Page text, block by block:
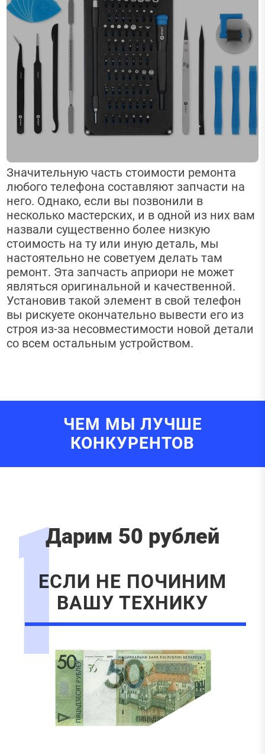
Значительную часть стоимости ремонта
любого телефона составляют запчасти на
него. Однако, если вы позвонили в
несколько мастерских, и в одной из них вам
назвали существенно более низкую
стоимость на ту или иную деталь, мы
настоятельно не советуем делать там
ремонт. Эта запчасть априори не может
являться оригинальной и качественной.
Установив такой элемент в свой телефон
вы рискуете окончательно вывести его из
строя из-за несовместимости новой детали
со всем остальным устройством.
ЧЕМ МЫ ЛУЧШЕ
КОНКУРЕНТОВ
Дарим 50 рублей
ЕСЛИ НЕ ПОЧИНИМ
ВАШУ ТЕХНИКУ